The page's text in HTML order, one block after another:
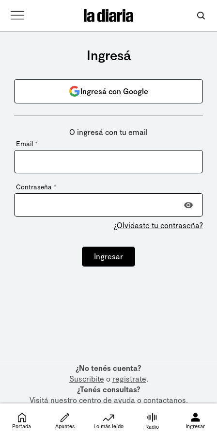
Ingresá
Ingresá con Google
O ingresá con tu email
Email *
Contraseña *
¿Olvidaste tu contraseña?
Ingresar
¿No tenés cuenta?
Suscribite o registrate.
¿Tenés consultas?
Visitá nuestrocentro de ayudaocontactanos.
Portada Apuntes Lo más leído Radio Ingresar